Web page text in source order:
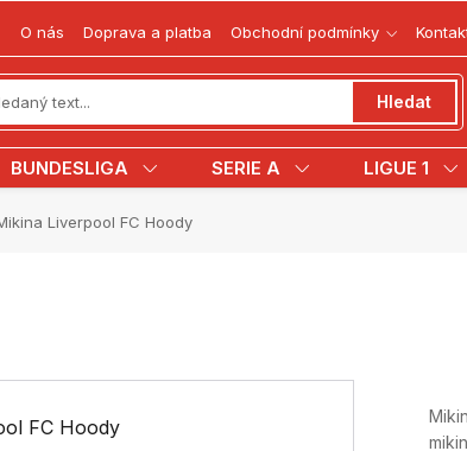
O nás Doprava a platba Obchodní podmínky
Hledat
BUNDESLIGA SERIE A LIGUE 1
Liverpool FC Hoody